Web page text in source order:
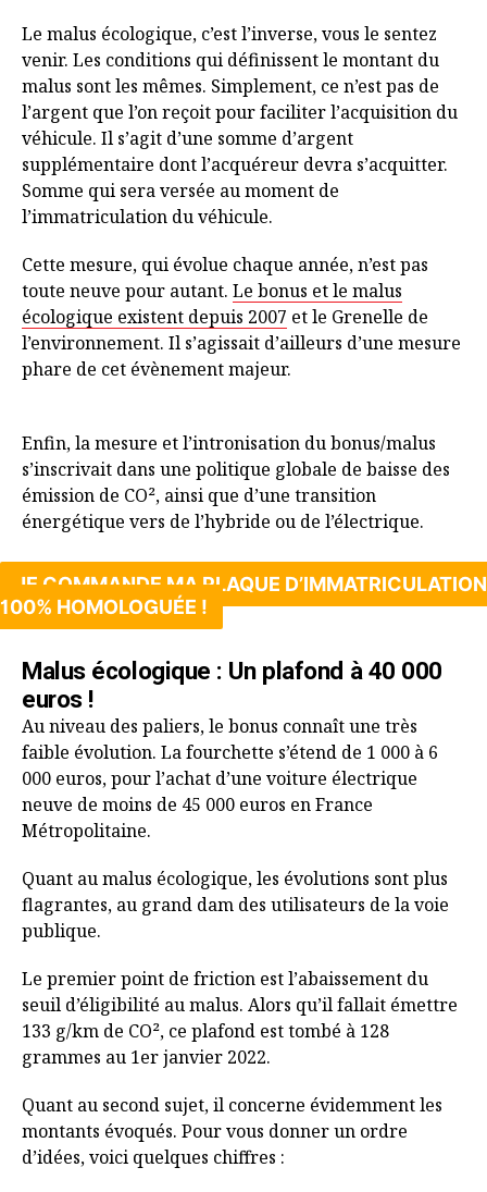
Le malus écologique, c’est l’inverse, vous le sentez
venir. Les conditions qui définissent le montant du
malus sont les mêmes. Simplement, ce n’est pas de
l’argent que l’on reçoit pour faciliter l’acquisition du
véhicule. Il s’agit d’une somme d’argent
supplémentaire dont l’acquéreur devra s’acquitter.
Somme qui sera versée au moment de
l’immatriculation du véhicule.
Cette mesure, qui évolue chaque année, n’est pas
toute neuve pour autant. Le bonus et le malus
écologique existent depuis 2007 et le Grenelle de
l’environnement. Il s’agissait d’ailleurs d’une mesure
phare de cet évènement majeur.
Enfin, la mesure et l’intronisation du bonus/malus
s’inscrivait dans une politique globale de baisse des
émission de CO², ainsi que d’une transition
énergétique vers de l’hybride ou de l’électrique.
JE COMMANDE MA PLAQUE D’IMMATRICULATION
100% HOMOLOGUÉE !
Malus écologique : Un plafond à 40 000
euros !
Au niveau des paliers, le bonus connaît une très
faible évolution. La fourchette s’étend de 1 000 à 6
000 euros, pour l’achat d’une voiture électrique
neuve de moins de 45 000 euros en France
Métropolitaine.
Quant au malus écologique, les évolutions sont plus
flagrantes, au grand dam des utilisateurs de la voie
publique.
Le premier point de friction est l’abaissement du
seuil d’éligibilité au malus. Alors qu’il fallait émettre
133 g/km de CO², ce plafond est tombé à 128
grammes au 1er janvier 2022.
Quant au second sujet, il concerne évidemment les
montants évoqués. Pour vous donner un ordre
d’idées, voici quelques chiffres :